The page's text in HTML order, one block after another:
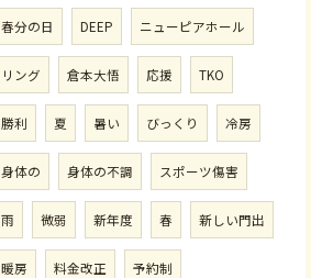
春分の日 DEEP ニューピアホール
リング 倉本大悟 応援 TKO
勝利 夏 暑い びっくり 冷房
身体の 身体の不調 スポーツ傷害
雨 微弱 新年度 春 新しい門出
暖房 料金改正 予約制